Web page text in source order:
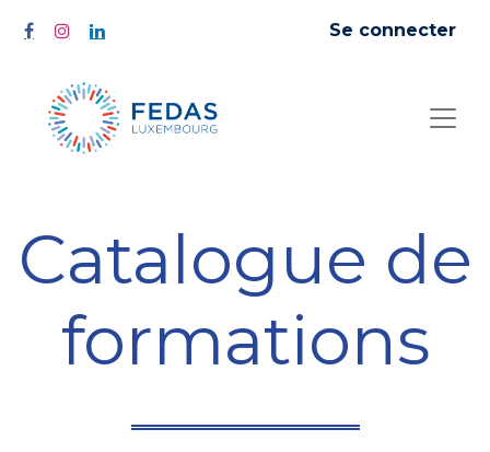
Se connecter
Catalogue de
formations